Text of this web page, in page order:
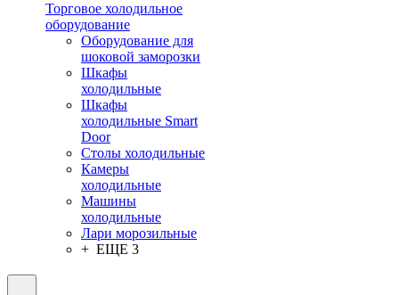
Торговое холодильное
оборудование
Оборудование для
шоковой заморозки
Шкафы
холодильные
Шкафы
холодильные Smart
Door
Столы холодильные
Камеры
холодильные
Машины
холодильные
Лари морозильные
+ ЕЩЕ 3